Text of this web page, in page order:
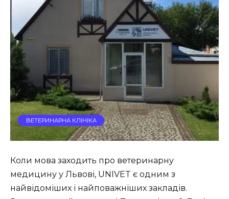
ВЕТЕРИНАРНА КЛІНІКА
Коли мова заходить про ветеринарну
медицину у Львові, UNIVET є одним з
найвідоміших і найповажніших закладів.